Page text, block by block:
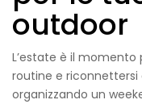
outdoor
L’estate è il
routine e
organizzando un